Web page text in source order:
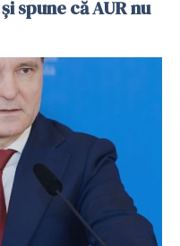
spune că AUR nu